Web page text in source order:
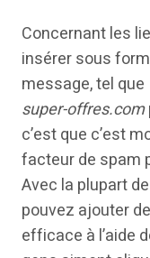
Concernant les
insérer sous
message, tel que
super-offres.com
c’est que c’est
facteur de spam
Avec la plupart
pouvez ajouter
efficace à l’aide